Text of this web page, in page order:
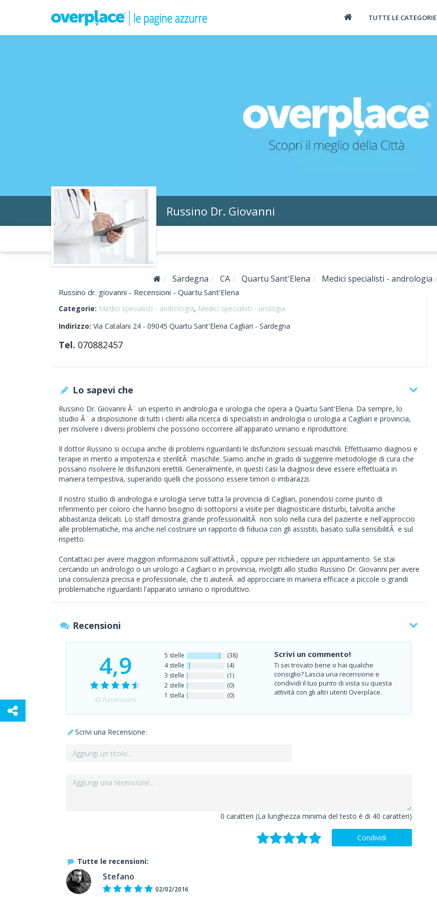
TUTTE LE CATEGORIE
Russino Dr. Giovanni
Sardegna CA Quartu Sant'Elena Medici specialisti - andrologia
Russino dr. giovanni - Recensioni - Quartu Sant'Elena
Categorie: Medici specialisti - andrologia, Medici specialisti - urologia
Indirizzo: Via Catalani 24 - 09045 Quartu Sant'Elena Cagliari - Sardegna
Tel. 070882457
Lo sapevi che
Russino Dr. Giovanni Ã¨ un esperto in andrologia e urologia che opera a Quartu Sant'Elena. Da sempre, lo
studio Ã¨ a disposizione di tutti i clienti alla ricerca di specialisti in andrologia o urologia a Cagliari e provincia,
per risolvere i diversi problemi che possono occorrere all'apparato urinario e riproduttore.
Il dottor Russino si occupa anche di problemi riguardanti le disfunzioni sessuali maschili. Effettuiamo diagnosi e
terapie in merito a impotenza e sterilitÃ maschile. Siamo anche in grado di suggerire metodologie di cura che
possano risolvere le disfunzioni erettili. Generalmente, in questi casi la diagnosi deve essere effettuata in
maniera tempestiva, superando quelli che possono essere timori o imbarazzi.
Il nostro studio di andrologia e urologia serve tutta la provincia di Cagliari, ponendosi come punto di
riferimento per coloro che hanno bisogno di sottoporsi a visite per diagnosticare disturbi, talvolta anche
abbastanza delicati. Lo staff dimostra grande professionalitÃ non solo nella cura del paziente e nell'approccio
alle problematiche, ma anche nel costruire un rapporto di fiducia con gli assistiti, basato sulla sensibilitÃ e sul
rispetto.
Contattaci per avere maggiori informazioni sull'attivitÃ , oppure per richiedere un appuntamento. Se stai
cercando un andrologo o un urologo a Cagliari o in provincia, rivolgiti allo studio Russino Dr. Giovanni per avere
una consulenza precisa e professionale, che ti aiuterÃ ad approcciare in maniera efficace a piccole o grandi
problematiche riguardanti l'apparato urinario o riproduttivo.
Recensioni
4,9
43 Recensioni
5 stelle
(38)
4 stelle
(4)
3 stelle
(1)
2 stelle
(0)
1 stella
(0)
Scrivi un commento!
Ti sei trovato bene o hai qualche
consiglio? Lascia una recensione e
condividi il tuo punto di vista su questa
attività con gli altri utenti Overplace.
Scrivi una Recensione:
0 caratteri (La lunghezza minima del testo è di 40 caratteri)
Condividi
Tutte le recensioni:
Stefano
02/02/2016